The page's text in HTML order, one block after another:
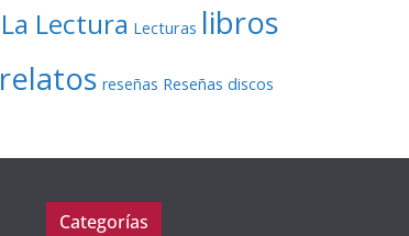
La Lectura Lecturas libros
relatos reseñas Reseñas discos
Categorías